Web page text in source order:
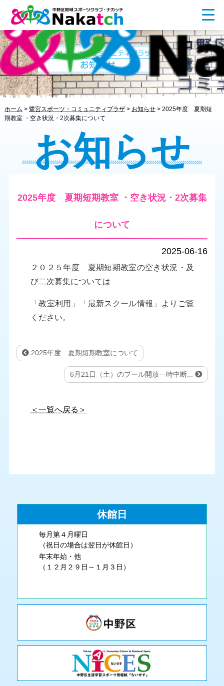
ホーム > 鷺宮スポーツ・コミュニティプラザ> お知らせ> 2025年度 夏期短
期教室 ・空き状況・2次募集について
お知らせ
2025年度 夏期短期教室 ・空き状況・2次募集
について
2025-06-16
２０２５年度 夏期短期教室の空き状況・及
び二次募集については
「教室利用」「最新スクール情報」よりご覧
ください。
2025年度 夏期短期教室について
6月21日（土）のプール開放一時中断...
＜一覧へ戻る＞
休館日
毎月第４月曜日
（祝日の場合は翌日が休館日）
年末年始・他
（１２月２９日～１月３日）